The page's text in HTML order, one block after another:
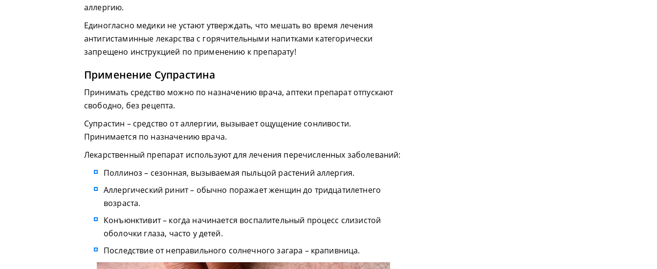
аллергию.
Единогласно медики не устают утверждать, что мешать во время лечения
антигистаминные лекарства с горячительными напитками категорически
запрещено инструкцией по применению к препарату!
Применение Супрастина
Принимать средство можно по назначению врача, аптеки препарат отпускают
свободно, без рецепта.
Супрастин – средство от аллергии, вызывает ощущение сонливости.
Принимается по назначению врача.
Лекарственный препарат используют для лечения перечисленных заболеваний:
Поллиноз – сезонная, вызываемая пыльцой растений аллергия.
Аллергический ринит – обычно поражает женщин до тридцатилетнего
возраста.
Конъюнктивит – когда начинается воспалительный процесс слизистой
оболочки глаза, часто у детей.
Последствие от неправильного солнечного загара – крапивница.